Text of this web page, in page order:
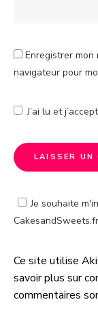
Enregistrer mon
navigateur pour
J’ai lu et
Je souhaite
CakesandSweets.fr
A
l
t
Ce site utilise
savoir plus sur
commentaires